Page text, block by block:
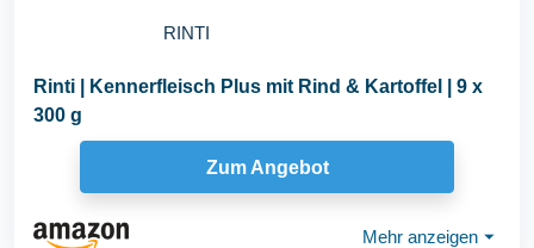
RINTI
Rinti | Kennerfleisch Plus mit Rind & Kartoffel | 9 x
300 g
Zum Angebot
Mehr anzeigen ⏷